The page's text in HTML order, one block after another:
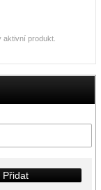
Přidat
aktivní produkt.